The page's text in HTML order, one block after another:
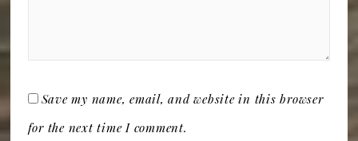
Save my name, email, and website in this browser
for the next time I comment.